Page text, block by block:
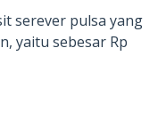
serever pulsa yang
yaitu sebesar Rp